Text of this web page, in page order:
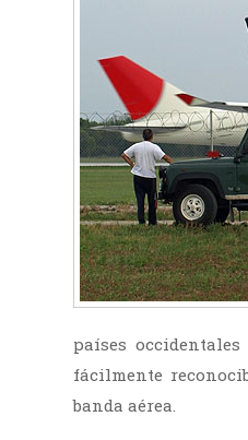
países
fácilmente
banda aérea.